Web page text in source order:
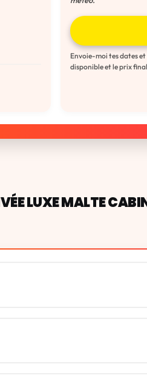
Envoie-moi tes dates et
disponible et le prix
LUXE MALTE